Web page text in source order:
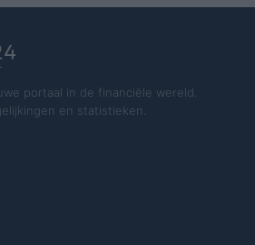
portaal in de financiële wereld.
en statistieken.